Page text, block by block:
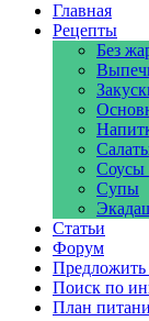
Главная
Рецепты
Без
Соусы
Супы
Статьи
Форум
Предложить
Поиск по
План